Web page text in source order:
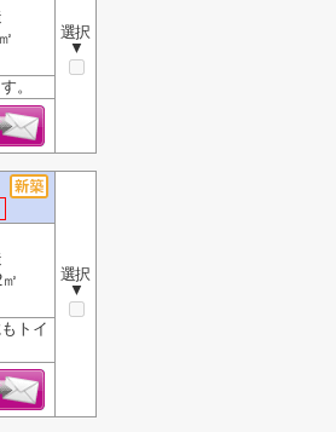
選択
▼
。
選択
▼
トイ